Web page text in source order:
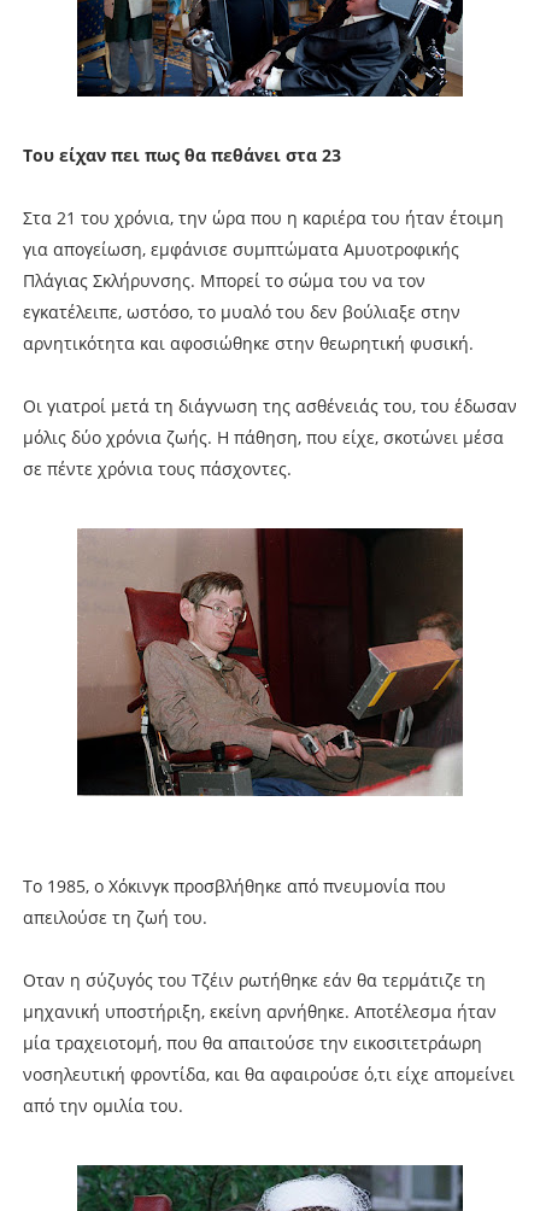
Του είχαν πει πως θα πεθάνει στα 23
Στα 21 του χρόνια, την ώρα που η καριέρα του ήταν έτοιμη
για απογείωση, εμφάνισε συμπτώματα Αμυοτροφικής
Πλάγιας Σκλήρυνσης. Μπορεί το σώμα του να τον
εγκατέλειπε, ωστόσο, το μυαλό του δεν βούλιαξε στην
αρνητικότητα και αφοσιώθηκε στην θεωρητική φυσική.
Οι γιατροί μετά τη διάγνωση της ασθένειάς του, του έδωσαν
μόλις δύο χρόνια ζωής. Η πάθηση, που είχε, σκοτώνει μέσα
σε πέντε χρόνια τους πάσχοντες.
Tο 1985, ο Χόκινγκ προσβλήθηκε από πνευμονία που
απειλούσε τη ζωή του.
Οταν η σύζυγός του Τζέιν ρωτήθηκε εάν θα τερμάτιζε τη
μηχανική υποστήριξη, εκείνη αρνήθηκε. Αποτέλεσμα ήταν
μία τραχειοτομή, που θα απαιτούσε την εικοσιτετράωρη
νοσηλευτική φροντίδα, και θα αφαιρούσε ό,τι είχε απομείνει
από την ομιλία του.